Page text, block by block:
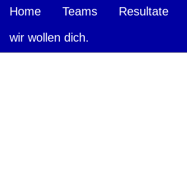
Home Teams Resultate
wir wollen dich.